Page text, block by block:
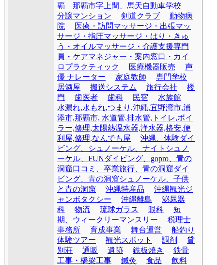
覇 那覇市字上間、馬天自動車学校
分譲マンション
剣道クラブ
動物病
院
医療・訪問マッサージ・出張マッ
サージ・指圧マッサージ・はり・きゅ
う・オイルマッサージ・介護支援専門
員・ケアマネジャー・案内窓口・カイ
ロプラクティック
医療機器販売
声
優 ナレーター
家庭教師
専門学校
居酒屋
搬送システム 旅行会社
楼
門
歯医者 歯科 民宿
水族館
水漏れ,水もれ,つまり,沖縄,宜野湾市,浦
添市,那覇市, 水道管,排水管,トイレ,ボイ
ラー,修理,太陽熱温水器,浄水器,格安,便
利屋,修理,なんでも屋
沖縄、体験ダイ
ビング、シュノーケル、ナイトシュノ
ーケル、FUNダイビング、gopro、青の
洞窟口コミ、卒業旅行、青の洞窟ダイ
ビング、青の洞窟シュノーケル、子供
と青の洞窟
沖縄特産品
沖縄観光ジ
ャンボタクシー
沖縄離島
泌尿器
科
物流 琉球ガラス 眼科
短
期、ウィークリーマンスリー
税理士
事務所
育成事業 舞台運営
船釣り
体験ツアー
観光スポット 調剤
貸
別荘
通販 遺跡 鉄板焼き
鉄骨
工事・橋梁工事
鍼灸 食品
飲料